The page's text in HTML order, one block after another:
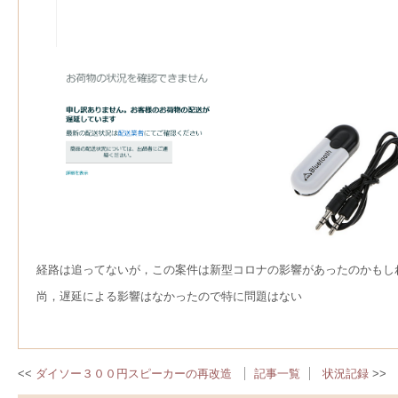
経路は追ってないが，この案件は新型コロナの影響があったのかもし
尚，遅延による影響はなかったので特に問題はない
ダイソー３００円スピーカーの再改造 記事一覧 状況記録